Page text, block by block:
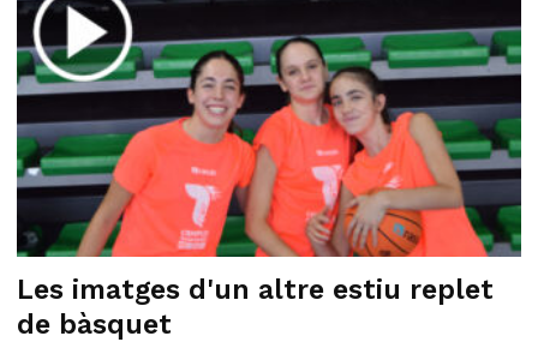
Les imatges d'un altre estiu replet
de bàsquet